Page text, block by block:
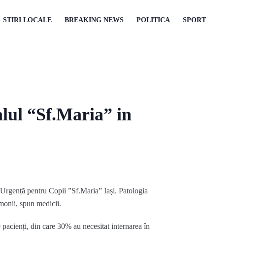
STIRI LOCALE BREAKING NEWS POLITICA SPORT
“Sf.Maria” in
pentru Copii ”Sf.Maria” Iași. Patologia
spun medicii.
din care 30% au necesitat internarea în